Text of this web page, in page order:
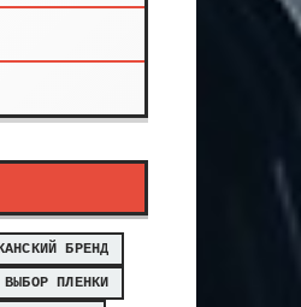
БРЕНД
ВЫБОР ПЛЕНКИ